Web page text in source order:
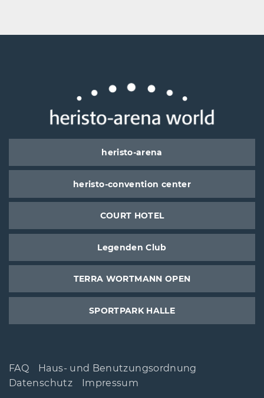
heristo-arena
heristo-convention center
COURT HOTEL
Legenden Club
TERRA WORTMANN OPEN
SPORTPARK HALLE
FAQ
Haus- und Benutzungsordnung
Datenschutz
Impressum